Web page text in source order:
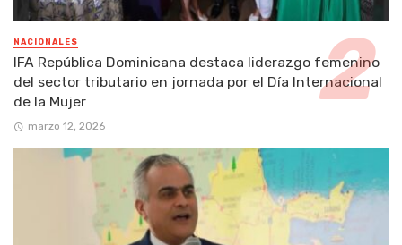
NACIONALES
IFA República Dominicana destaca liderazgo femenino
del sector tributario en jornada por el Día Internacional
de la Mujer
marzo 12, 2026